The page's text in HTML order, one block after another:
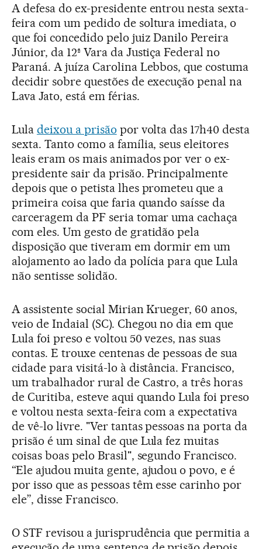
A defesa do ex-presidente entrou nesta sexta-
feira com um pedido de soltura imediata, o
que foi concedido pelo juiz Danilo Pereira
Júnior, da 12ª Vara da Justiça Federal no
Paraná. A juíza Carolina Lebbos, que costuma
decidir sobre questões de execução penal na
Lava Jato, está em férias.
Lula deixou a prisão por volta das 17h40 desta
sexta. Tanto como a família, seus eleitores
leais eram os mais animados por ver o ex-
presidente sair da prisão. Principalmente
depois que o petista lhes prometeu que a
primeira coisa que faria quando saísse da
carceragem da PF seria tomar uma cachaça
com eles. Um gesto de gratidão pela
disposição que tiveram em dormir em um
alojamento ao lado da polícia para que Lula
não sentisse solidão.
A assistente social Mirian Krueger, 60 anos,
veio de Indaial (SC). Chegou no dia em que
Lula foi preso e voltou 50 vezes, nas suas
contas. E trouxe centenas de pessoas de sua
cidade para visitá-lo à distância. Francisco,
um trabalhador rural de Castro, a três horas
de Curitiba, esteve aqui quando Lula foi preso
e voltou nesta sexta-feira com a expectativa
de vê-lo livre. "Ver tantas pessoas na porta da
prisão é um sinal de que Lula fez muitas
coisas boas pelo Brasil", segundo Francisco.
“Ele ajudou muita gente, ajudou o povo, e é
por isso que as pessoas têm esse carinho por
ele”, disse Francisco.
O STF revisou a jurisprudência que permitia a